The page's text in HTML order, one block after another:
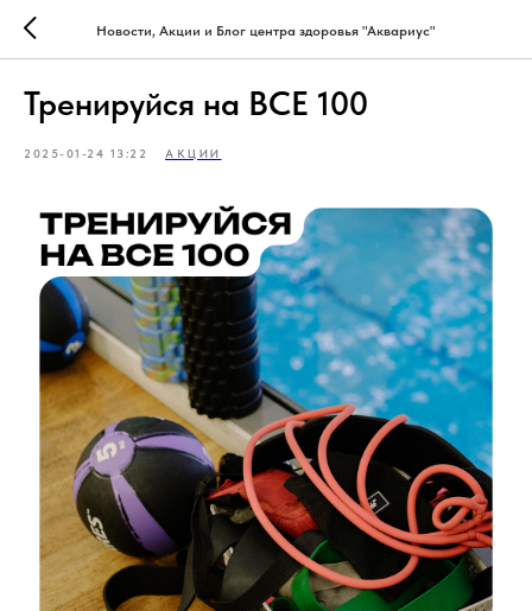
Новости, Акции и Блог центра здоровья "Аквариус"
Тренируйся на ВСЕ 100
2025-01-24 13:22 АКЦИИ